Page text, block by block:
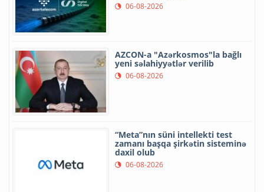
06-08-2026
AZCON-a "Azərkosmos"la bağlı
yeni səlahiyyətlər verilib
06-08-2026
“Meta”nın süni intellekti test
zamanı başqa şirkətin sisteminə
daxil olub
06-08-2026